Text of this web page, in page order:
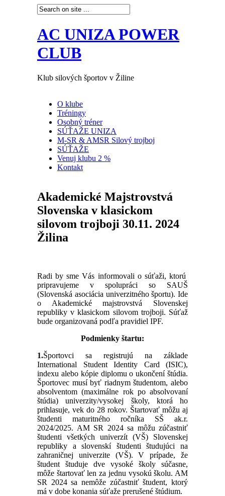
AC UNIZA POWER
CLUB
Klub silových športov v Žiline
O klube
Tréningy
Osobný tréner
SÚŤAŽE UNIZA
M-SR & AMSR Silový trojboj
SÚŤAŽE
Venuj klubu 2 %
Kontakt
Akademické Majstrovstvá
Slovenska v klasickom
silovom trojboji 30.11. 2024
Žilina
Radi by sme Vás informovali o súťaži, ktorú
pripravujeme v spolupráci so SAUŠ
(Slovenská asociácia univerzitného športu). Ide
o Akademické majstrovstvá Slovenskej
republiky v klasickom silovom trojboji. Súťaž
bude organizovaná podľa pravidiel IPF.
Podmienky štartu:
1.Športovci sa registrujú na základe
International Student Identity Card (ISIC),
indexu alebo kópie diplomu o ukončení štúdia.
Športovec musí byť riadnym študentom, alebo
absolventom (maximálne rok po absolvovaní
štúdia) univerzity/vysokej školy, ktorá ho
prihlasuje, vek do 28 rokov. Štartovať môžu aj
študenti maturitného ročníka SŠ ak.r.
2024/2025. AM SR 2024 sa môžu zúčastniť
študenti všetkých univerzít (VŠ) Slovenskej
republiky a slovenskí študenti študujúci na
zahraničnej univerzite (VŠ). V prípade, že
študent študuje dve vysoké školy súčasne,
môže štartovať len za jednu vysokú školu. AM
SR 2024 sa nemôže zúčastniť študent, ktorý
má v dobe konania súťaže prerušené štúdium.